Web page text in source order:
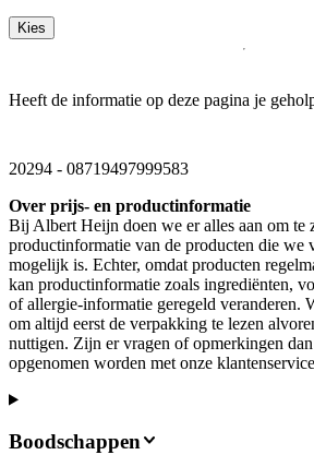
Kies
Heeft de informatie op deze pagina je
20294 - 08719497999583
Over prijs- en productinformatie
Bij Albert Heijn doen we er alles aan om te
productinformatie van de producten die we
mogelijk is. Echter, omdat producten
kan productinformatie zoals ingrediënten,
of allergie-informatie geregeld veranderen.
om altijd eerst de verpakking te lezen
nuttigen. Zijn er vragen of opmerkingen
opgenomen worden met onze
Boodschappen